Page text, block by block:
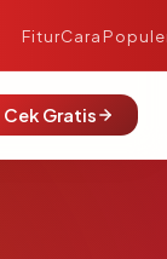
FiturCara
Cek Gratis